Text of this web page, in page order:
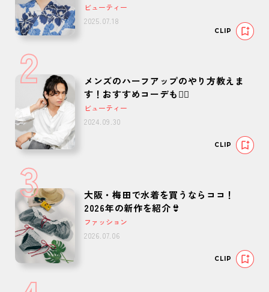
ビューティー
2025.07.18
CLIP
2
メンズのハーフアップのやり方教えま
す！おすすめコーデも🙆‍♂️
ビューティー
2024.09.30
CLIP
3
大阪・梅田で水着を買うならココ！
2026年の新作を紹介👙
ファッション
2026.07.06
CLIP